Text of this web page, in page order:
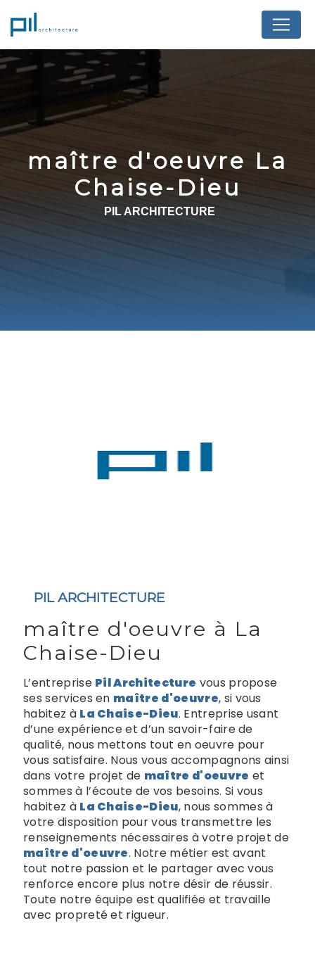
maître d'oeuvre La
Chaise-Dieu
PIL ARCHITECTURE
PIL ARCHITECTURE
maître d'oeuvre à La
Chaise-Dieu
L’entreprise Pil Architecture vous propose
ses services en maître d'oeuvre, si vous
habitez à La Chaise-Dieu. Entreprise usant
d’une expérience et d’un savoir-faire de
qualité, nous mettons tout en oeuvre pour
vous satisfaire. Nous vous accompagnons ainsi
dans votre projet de maître d'oeuvre et
sommes à l’écoute de vos besoins. Si vous
habitez à La Chaise-Dieu, nous sommes à
votre disposition pour vous transmettre les
renseignements nécessaires à votre projet de
maître d'oeuvre. Notre métier est avant
tout notre passion et le partager avec vous
renforce encore plus notre désir de réussir.
Toute notre équipe est qualifiée et travaille
avec propreté et rigueur.